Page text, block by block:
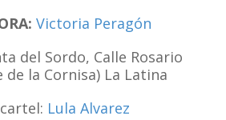
Victoria Peragón
del Sordo, Calle Rosario
de la Cornisa) La Latina
Lula Alvarez